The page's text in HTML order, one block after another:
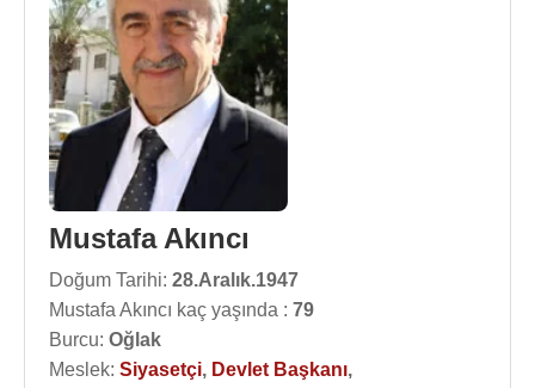
Mustafa Akıncı
Doğum Tarihi: 28.Aralık.1947
Mustafa Akıncı kaç yaşında : 79
Burcu: Oğlak
Meslek: Siyasetçi, Devlet Başkanı,